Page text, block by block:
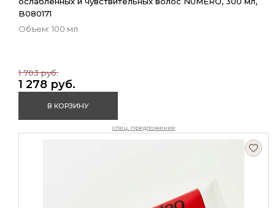
B080171
Объем: 100 мл
1 278 руб.
1 703 руб.
В КОРЗИНУ
спец. предложение